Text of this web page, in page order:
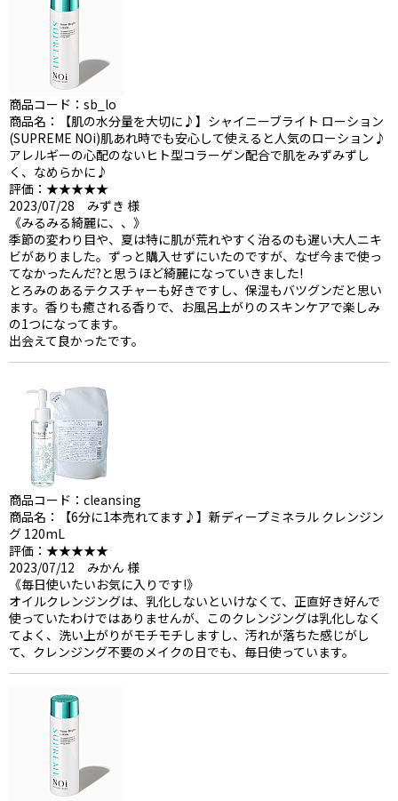
商品コード：sb_lo
商品名：【肌の水分量を大切に♪】シャイニーブライト ローション
(SUPREME NOi)肌あれ時でも安心して使えると人気のローション♪
アレルギーの心配のないヒト型コラーゲン配合で肌をみずみずし
く、なめらかに♪
評価：★★★★★
2023/07/28 みずき 様
《みるみる綺麗に、、》
季節の変わり目や、夏は特に肌が荒れやすく治るのも遅い大人ニキ
ビがありました。ずっと購入せずにいたのですが、なぜ今まで使っ
てなかったんだ?と思うほど綺麗になっていきました!
とろみのあるテクスチャーも好きですし、保湿もバツグンだと思い
ます。香りも癒される香りで、お風呂上がりのスキンケアで楽しみ
の1つになってます。
出会えて良かったです。
商品コード：cleansing
商品名：【6分に1本売れてます♪】新ディープミネラル クレンジン
グ 120mL
評価：★★★★★
2023/07/12 みかん 様
《毎日使いたいお気に入りです!》
オイルクレンジングは、乳化しないといけなくて、正直好き好んで
使っていたわけではありませんが、このクレンジングは乳化しなく
てよく、洗い上がりがモチモチしますし、汚れが落ちた感じがし
て、クレンジング不要のメイクの日でも、毎日使っています。